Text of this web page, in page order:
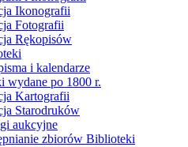
Ikonografii
Fotografii
Rękopisów
i kalendarze
wydane po 1800 r.
Kartografii
Starodruków
aukcyjne
zbiorów Biblioteki